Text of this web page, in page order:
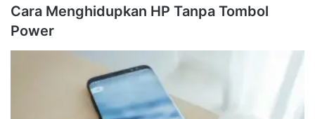
Cara Menghidupkan HP Tanpa Tombol
Power